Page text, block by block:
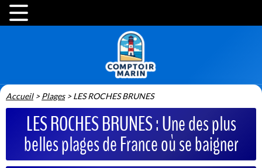
Accueil>Plages>LES ROCHES BRUNES
LES ROCHES BRUNES : Une des plus
belles plages de France où se baigner